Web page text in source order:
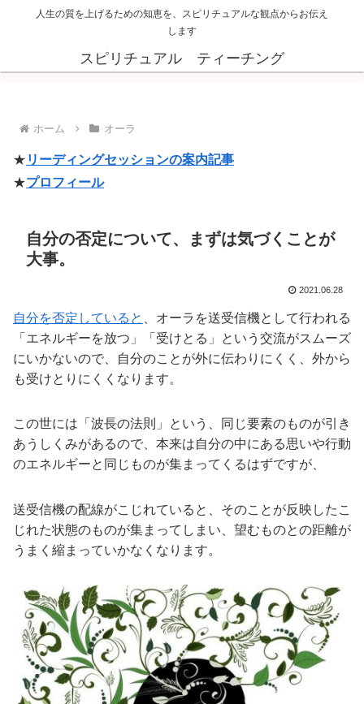
人生の質を上げるための知恵を、スピリチュアルな観点からお伝え
します
スピリチュアル ティーチング
ホーム オーラ
★ リーディングセッションの案内記事
★プロフィール
自分の否定について、まずは気づくことが
大事。
2021.06.28
自分を否定していると
、オーラを送受信機として行われる
「エネルギーを放つ」「受けとる」という交流がスムーズ
にいかないので、自分のことが外に伝わりにくく、外から
も受けとりにくくなります。
この世には「波長の法則」という、同じ要素のものが引き
あうしくみがあるので、本来は自分の中にある思いや行動
のエネルギーと同じものが集まってくるはずですが、
送受信機の配線がこじれていると、そのことが反映したこ
じれた状態のものが集まってしまい、望むものとの距離が
うまく縮まっていかなくなります。